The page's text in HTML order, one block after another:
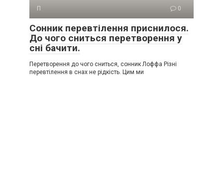
П 0
Сонник перевтілення приснилося.
До чого сниться перетворення у
сні бачити.
Перетворення до чого сниться, сонник Лоффа Різні
перевтілення в снах не рідкість. Цим ми